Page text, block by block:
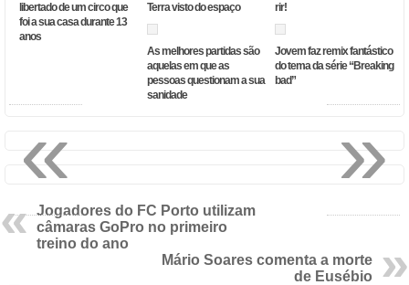
libertado de um circo que
foi a sua casa durante 13
anos
Terra visto do espaço
rir!
As melhores partidas são
aquelas em que as
pessoas questionam a sua
sanidade
Jovem faz remix fantástico
do tema da série “Breaking
bad”
Jogadores do FC Porto utilizam
câmaras GoPro no primeiro
treino do ano
Mário Soares comenta a morte
de Eusébio
»
«